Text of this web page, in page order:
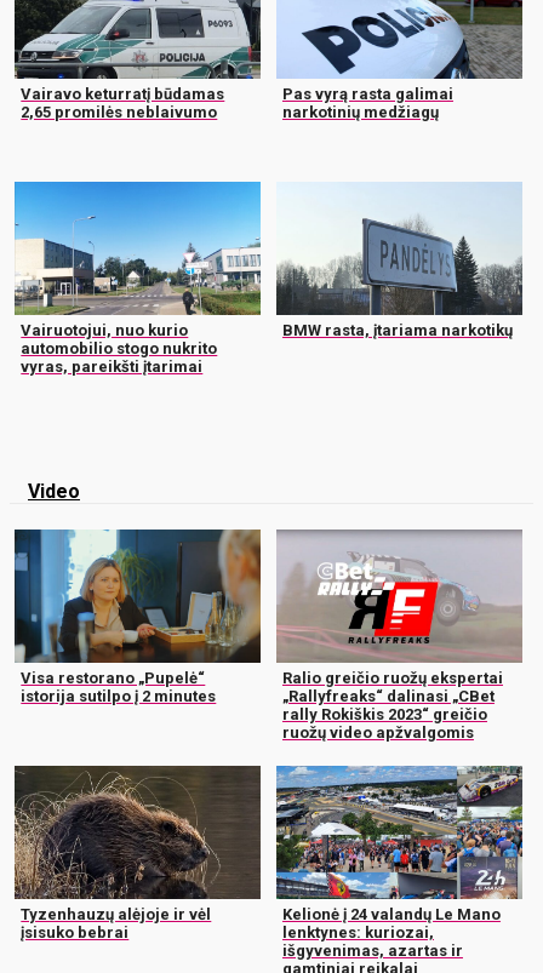
Vairavo keturratį būdamas
2,65 promilės neblaivumo
Pas vyrą rasta galimai
narkotinių medžiagų
Vairuotojui, nuo kurio
automobilio stogo nukrito
vyras, pareikšti įtarimai
BMW rasta, įtariama narkotikų
Video
Visa restorano „Pupelė“
istorija sutilpo į 2 minutes
Ralio greičio ruožų ekspertai
„Rallyfreaks“ dalinasi „CBet
rally Rokiškis 2023“ greičio
ruožų video apžvalgomis
Tyzenhauzų alėjoje ir vėl
įsisuko bebrai
Kelionė į 24 valandų Le Mano
lenktynes: kuriozai,
išgyvenimas, azartas ir
gamtiniai reikalai